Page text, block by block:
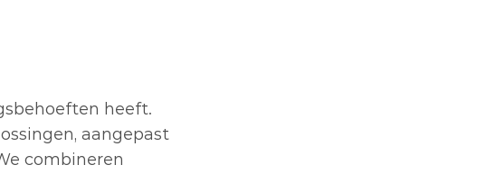
heeft.
aangepast
combineren